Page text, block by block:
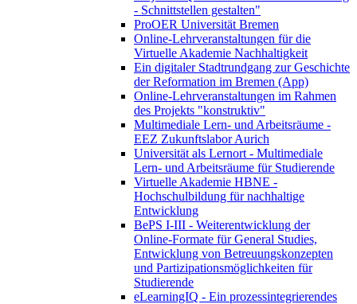
- Schnittstellen gestalten"
ProOER Universität Bremen
Online-Lehrveranstaltungen für die
Virtuelle Akademie Nachhaltigkeit
Ein digitaler Stadtrundgang zur Geschichte
der Reformation im Bremen (App)
Online-Lehrveranstaltungen im Rahmen
des Projekts "konstruktiv"
Multimediale Lern- und Arbeitsräume -
EEZ Zukunftslabor Aurich
Universität als Lernort - Multimediale
Lern- und Arbeitsräume für Studierende
Virtuelle Akademie HBNE -
Hochschulbildung für nachhaltige
Entwicklung
BePS I-III - Weiterentwicklung der
Online-Formate für General Studies,
Entwicklung von Betreuungskonzepten
und Partizipationsmöglichkeiten für
Studierende
eLearningIQ - Ein prozessintegrierendes